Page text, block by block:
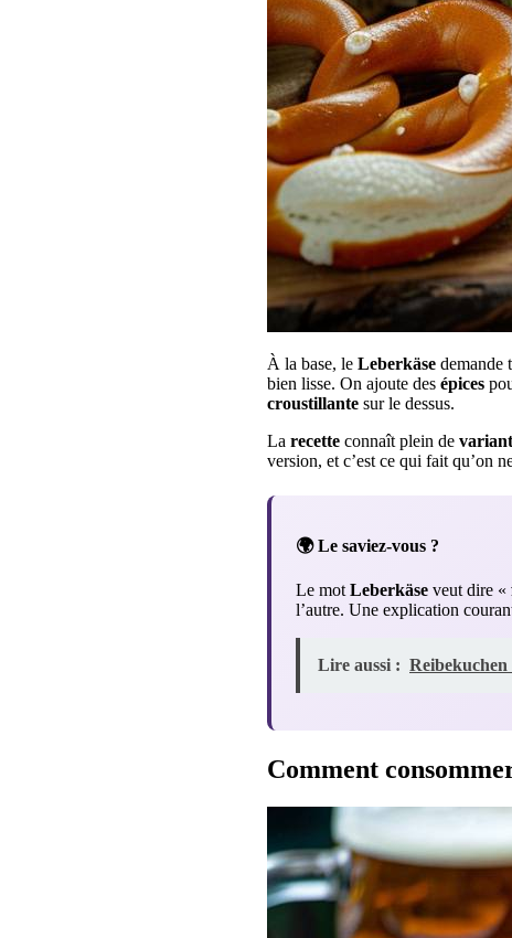
À la base, le Leberkäse demande
bien lisse. On ajoute des épices
croustillante sur le dessus.
La recette connaît plein de
version, et c’est ce qui fait qu’on
🌍 Le saviez-vous ?
Le mot Leberkäse veut dire «
l’autre. Une explication
Lire aussi : Reibekuchen
Comment